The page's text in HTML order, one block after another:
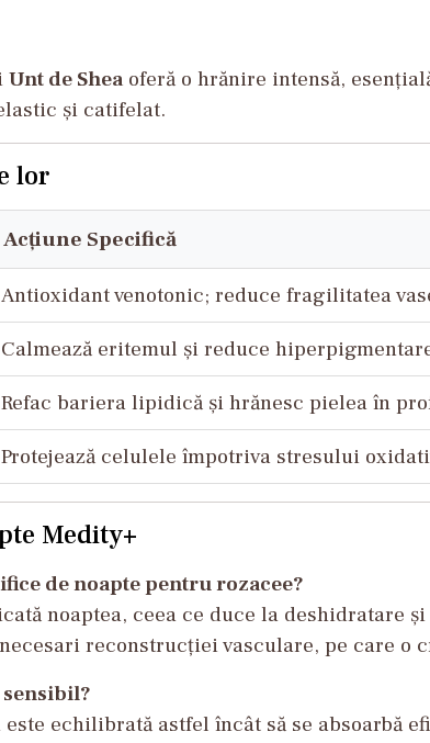
Unt de Sheaoferă o hrănire intensă,
și catifelat.
lor
Acțiune Specifică
Antioxidant venotonic; reduce fragilitatea
Calmează eritemul și reduce
Refac bariera lipidică și hrănesc pielea în
Protejează celulele împotriva stresului
Medity+
de noapte pentru rozacee?
noaptea, ceea ce duce la deshidratare
reconstrucției vasculare, pe care o
sensibil?
echilibrată astfel încât să se absoarbă